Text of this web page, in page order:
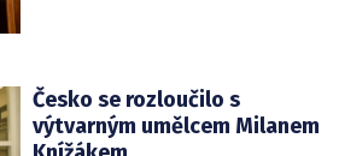
Česko se rozloučilo s
výtvarným umělcem Milanem